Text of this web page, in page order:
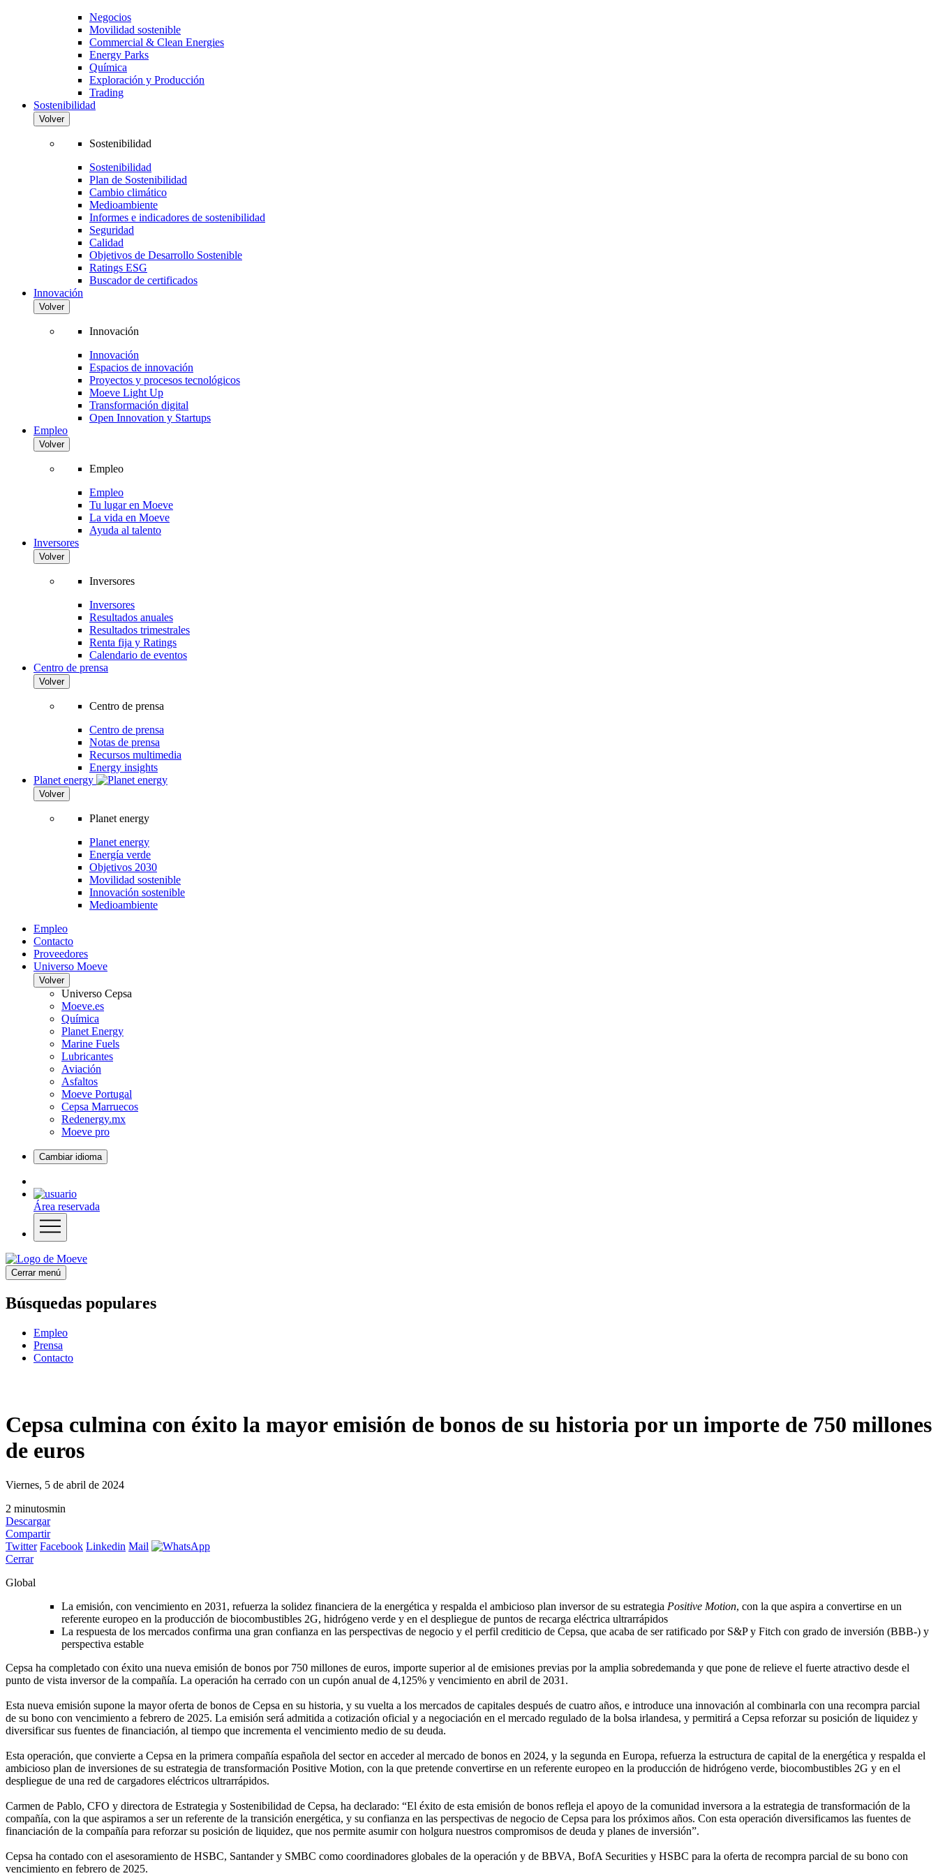
Negocios
Movilidad sostenible
Commercial & Clean Energies
Energy Parks
Química
Exploración y Producción
Trading
Sostenibilidad
Volver
Sostenibilidad
Sostenibilidad
Plan de Sostenibilidad
Cambio climático
Medioambiente
Informes e indicadores de sostenibilidad
Seguridad
Calidad
Objetivos de Desarrollo Sostenible
Ratings ESG
Buscador de certificados
Innovación
Volver
Innovación
Innovación
Espacios de innovación
Proyectos y procesos tecnológicos
Moeve Light Up
Transformación digital
Open Innovation y Startups
Empleo
Volver
Empleo
Empleo
Tu lugar en Moeve
La vida en Moeve
Ayuda al talento
Inversores
Volver
Inversores
Inversores
Resultados anuales
Resultados trimestrales
Renta fija y Ratings
Calendario de eventos
Centro de prensa
Volver
Centro de prensa
Centro de prensa
Notas de prensa
Recursos multimedia
Energy insights
Planet energy
Volver
Planet energy
Planet energy
Energía verde
Objetivos 2030
Movilidad sostenible
Innovación sostenible
Medioambiente
Empleo
Contacto
Proveedores
Universo Moeve
Volver
Universo Cepsa
Moeve.es
Química
Planet Energy
Marine Fuels
Lubricantes
Aviación
Asfaltos
Moeve Portugal
Cepsa Marruecos
Redenergy.mx
Moeve pro
Cambiar idioma
Área reservada
Cerrar menú
Búsquedas populares
Empleo
Prensa
Contacto
Cepsa culmina con éxito la mayor emisión de bonos de su historia por un importe de 750 millones
de euros
Viernes, 5 de abril de 2024
2 minutosmin
Descargar
Compartir
Twitter Facebook Linkedin Mail
Cerrar
Global
La emisión, con vencimiento en 2031, refuerza la solidez financiera de la energética y respalda el ambicioso plan inversor de su estrategia Positive Motion, con la que aspira a convertirse en un
referente europeo en la producción de biocombustibles 2G, hidrógeno verde y en el despliegue de puntos de recarga eléctrica ultrarrápidos
La respuesta de los mercados confirma una gran confianza en las perspectivas de negocio y el perfil crediticio de Cepsa, que acaba de ser ratificado por S&P y Fitch con grado de inversión (BBB-) y
perspectiva estable
Cepsa ha completado con éxito una nueva emisión de bonos por 750 millones de euros, importe superior al de emisiones previas por la amplia sobredemanda y que pone de relieve el fuerte atractivo desde el
punto de vista inversor de la compañía. La operación ha cerrado con un cupón anual de 4,125% y vencimiento en abril de 2031.
Esta nueva emisión supone la mayor oferta de bonos de Cepsa en su historia, y su vuelta a los mercados de capitales después de cuatro años, e introduce una innovación al combinarla con una recompra parcial
de su bono con vencimiento a febrero de 2025. La emisión será admitida a cotización oficial y a negociación en el mercado regulado de la bolsa irlandesa, y permitirá a Cepsa reforzar su posición de liquidez y
diversificar sus fuentes de financiación, al tiempo que incrementa el vencimiento medio de su deuda.
Esta operación, que convierte a Cepsa en la primera compañía española del sector en acceder al mercado de bonos en 2024, y la segunda en Europa, refuerza la estructura de capital de la energética y respalda el
ambicioso plan de inversiones de su estrategia de transformación Positive Motion, con la que pretende convertirse en un referente europeo en la producción de hidrógeno verde, biocombustibles 2G y en el
despliegue de una red de cargadores eléctricos ultrarrápidos.
Carmen de Pablo, CFO y directora de Estrategia y Sostenibilidad de Cepsa, ha declarado: “El éxito de esta emisión de bonos refleja el apoyo de la comunidad inversora a la estrategia de transformación de la
compañía, con la que aspiramos a ser un referente de la transición energética, y su confianza en las perspectivas de negocio de Cepsa para los próximos años. Con esta operación diversificamos las fuentes de
financiación de la compañía para reforzar su posición de liquidez, que nos permite asumir con holgura nuestros compromisos de deuda y planes de inversión”.
Cepsa ha contado con el asesoramiento de HSBC, Santander y SMBC como coordinadores globales de la operación y de BBVA, BofA Securities y HSBC para la oferta de recompra parcial de su bono con
vencimiento en febrero de 2025.